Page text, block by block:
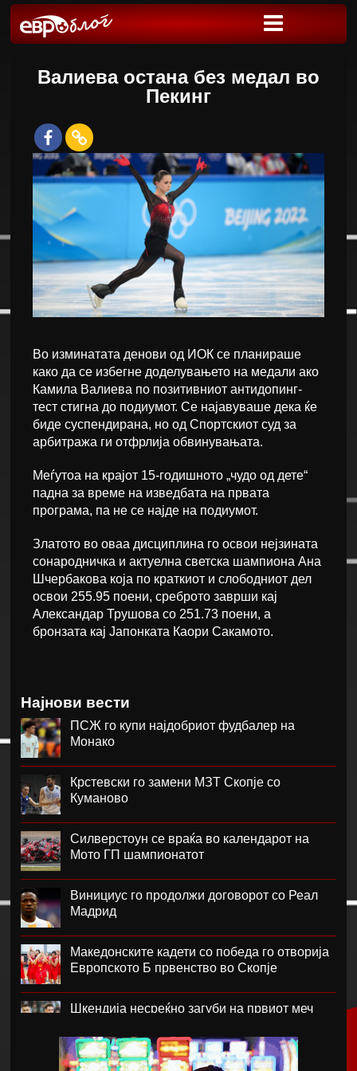
Валиева остана без медал во
Пекинг
Во изминатата денови од ИОК се планираше
како да се избегне доделувањето на медали ако
Камила Валиева по позитивниот антидопинг-
тест стигна до подиумот. Се најавуваше дека ќе
биде суспендирана, но од Спортскиот суд за
арбитража ги отфрлија обвинувањата.
Меѓутоа на крајот 15-годишното „чудо од дете“
падна за време на изведбата на првата
програма, па не се најде на подиумот.
Златото во оваа дисциплина го освои нејзината
сонародничка и актуелна светска шампиона Ана
Шчербакова која по краткиот и слободниот дел
освои 255.95 поени, среброто заврши кај
Александар Трушова со 251.73 поени, а
бронзата кај Јапонката Каори Сакамото.
Најнови вести
ПСЖ го купи најдобриот фудбалер на
Монако
Крстевски го замени МЗТ Скопје со
Куманово
Силверстоун се враќа во календарот на
Мото ГП шампионатот
Винициус го продолжи договорот со Реал
Мадрид
Македонските кадети со победа го отворија
Европското Б првенство во Скопје
Шкендија несреќно загуби на првиот меч
Реал го официјализира рекордниот